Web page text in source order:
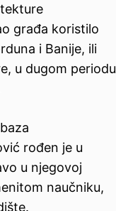
građa koristilo
i Banije, ili
u dugom periodu
rođen je u
u njegovoj
naučniku,